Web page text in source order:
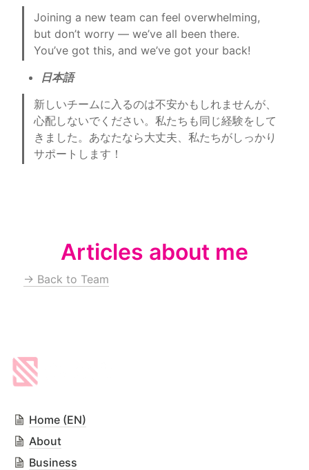
Joining a new team can feel overwhelming,
but don’t worry — we’ve all been there.
You’ve got this, and we’ve got your back!
日本語
新しいチームに入るのは不安かもしれませんが、
心配しないでください。私たちも同じ経験をして
きました。あなたなら大丈夫、私たちがしっかり
サポートします！
Articles about me
→ Back to Team
Home (EN)
About
Business